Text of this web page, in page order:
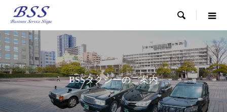

BSSタクシーのご案内